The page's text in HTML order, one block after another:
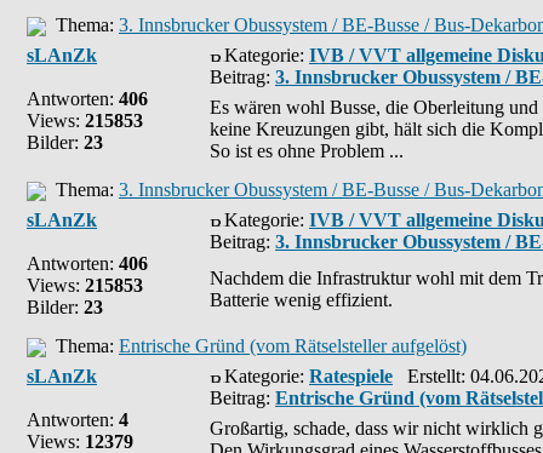
Thema: 3. Innsbrucker Obussystem / BE-Busse / Bus-
sLAnZk
Antworten: 406
Views: 215853
Bilder: 23
Kategorie: IVB / VVT allgemeine
Beitrag: 3. Innsbrucker Obussystem /
Es wären wohl Busse, die Oberleitung
keine Kreuzungen gibt, hält sich die
So ist es ohne Problem ...
Thema: 3. Innsbrucker Obussystem / BE-Busse / Bus-
sLAnZk
Antworten: 406
Views: 215853
Bilder: 23
Kategorie: IVB / VVT allgemeine
Beitrag: 3. Innsbrucker Obussystem /
Nachdem die Infrastruktur wohl mit dem
Batterie wenig effizient.
Thema: Entrische Gründ (vom Rätselsteller aufgelöst)
sLAnZk
Antworten: 4
Views: 12379
Kategorie: Ratespiele Erstellt:
Beitrag: Entrische Gründ (vom
Großartig, schade, dass wir nicht wirklich